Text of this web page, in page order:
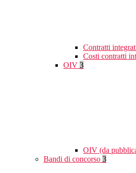
Contratti
Costi contratti
OIV 3
OIV (da
Bandi di concorso 3